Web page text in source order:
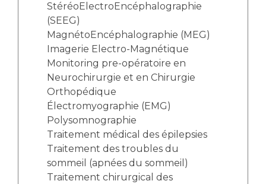
StéréoElectroEncéphalographie
(SEEG)
MagnétoEncéphalographie (MEG)
Imagerie Electro-Magnétique
Monitoring pre-opératoire en
Neurochirurgie et en Chirurgie
Orthopédique
Électromyographie (EMG)
Polysomnographie
Traitement médical des épilepsies
Traitement des troubles du
sommeil (apnées du sommeil)
Traitement chirurgical des